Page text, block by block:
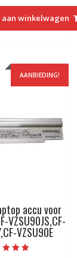
was:
€109.03.
is:
€65.13.
winkelwagen
AANBIEDING!
accu voor
VZSU90JS,CF-
VZSU90E